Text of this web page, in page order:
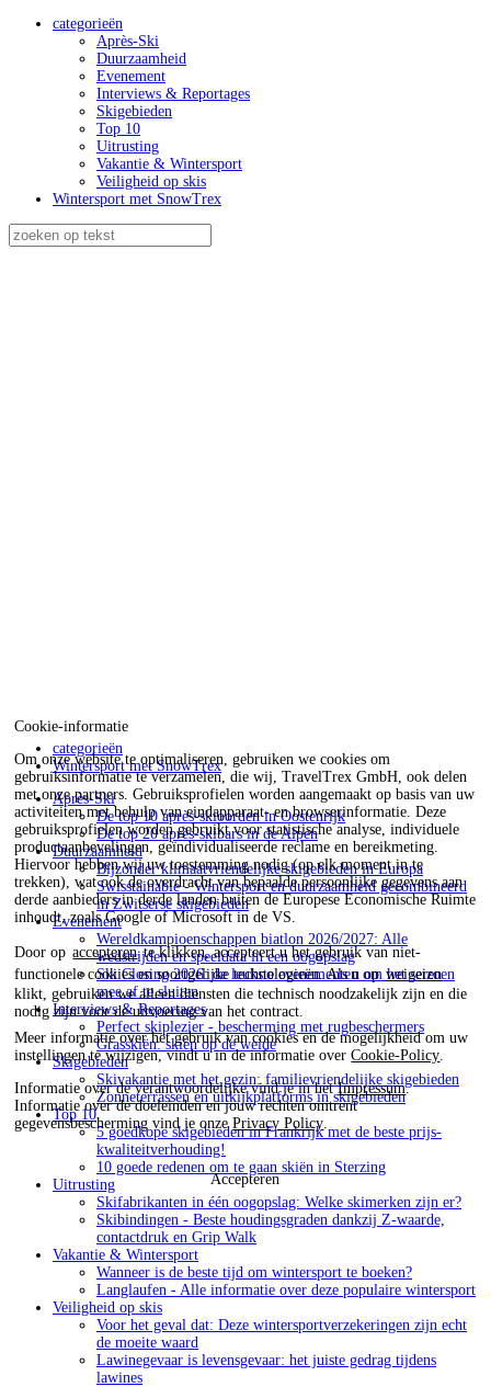
Cookie-informatie
Om onze website te optimaliseren, gebruiken we cookies om
gebruiksinformatie te verzamelen, die wij, TravelTrex GmbH, ook delen
met onze partners. Gebruiksprofielen worden aangemaakt op basis van uw
activiteiten met behulp van eindapparaat- en browserinformatie. Deze
gebruiksprofielen worden gebruikt voor statistische analyse, individuele
productaanbevelingen, geïndividualiseerde reclame en bereikmeting.
Hiervoor hebben wij uw toestemming nodig (op elk moment in te
trekken), wat ook de overdracht van bepaalde persoonlijke gegevens aan
derde aanbieders in derde landen buiten de Europese Economische Ruimte
inhoudt, zoals Google of Microsoft in de VS.
Door op accepterente klikken, accepteert u het gebruik van niet-
functionele cookies en soortgelijke technologieën. Als u op weigeren
klikt, gebruiken we alleen diensten die technisch noodzakelijk zijn en die
nodig zijn voor de uitvoering van het contract.
Meer informatie over het gebruik van cookies en de mogelijkheid om uw
instellingen te wijzigen, vindt u in de informatie overCookie-Policy.
Informatie over de verantwoordelijke vind je in hetImpressum.
Informatie over de doeleinden en jouw rechten omtrent
gegevensbescherming vind je onzePrivacy Policy.
Accepteren
categorieën
Après-Ski
Duurzaamheid
Evenement
Interviews & Reportages
Skigebieden
Top 10
Uitrusting
Vakantie & Wintersport
Veiligheid op skis
Wintersport met SnowTrex
categorieën
Wintersport met SnowTrex
Après-Ski
De top 10 après-skioorden in Oostenrijk
De top 20 après-skibars in de Alpen
Duurzaamheid
Bijzonder klimaatvriendelijke skigebieden in Europa
Swisstainable - Wintersport en duurzaamheid gecombineerd
in Zwitserse skigebieden
Evenement
Wereldkampioenschappen biatlon 2026/2027: Alle
wedstrijden en speeldata in een oogopslag
Ski Closing 2026: de leukste evenementen om het seizoen
mee af te sluiten
Interviews & Reportages
Perfect skiplezier - bescherming met rugbeschermers
Grasskiën: skiën op de weide
Skigebieden
Skivakantie met het gezin: familievriendelijke skigebieden
Zonneterrassen en uitkijkplatforms in skigebieden
Top 10
5 goedkope skigebieden in Frankrijk met de beste prijs-
kwaliteitverhouding!
10 goede redenen om te gaan skiën in Sterzing
Uitrusting
Skifabrikanten in één oogopslag: Welke skimerken zijn er?
Skibindingen - Beste houdingsgraden dankzij Z-waarde,
contactdruk en Grip Walk
Vakantie & Wintersport
Wanneer is de beste tijd om wintersport te boeken?
Langlaufen - Alle informatie over deze populaire wintersport
Veiligheid op skis
Voor het geval dat: Deze wintersportverzekeringen zijn echt
de moeite waard
Lawinegevaar is levensgevaar: het juiste gedrag tijdens
lawines